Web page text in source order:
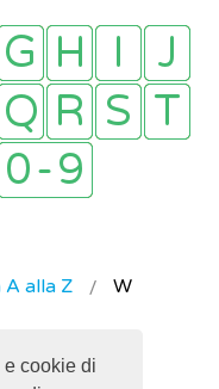
cookie di
A alla Z W